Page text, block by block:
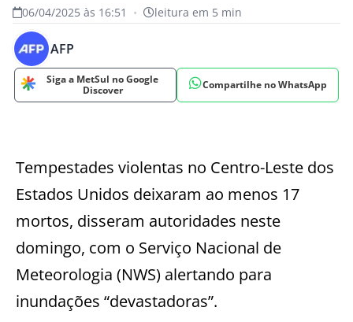
06/04/2025 às 16:51 • leitura em 5 min
AFP
Siga a MetSul no Google
Discover
Compartilhe no WhatsApp
Tempestades violentas no Centro-Leste dos
Estados Unidos deixaram ao menos 17
mortos, disseram autoridades neste
domingo, com o Serviço Nacional de
Meteorologia (NWS) alertando para
inundações “devastadoras”.